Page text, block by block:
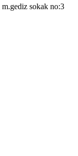
m.gediz sokak no:3